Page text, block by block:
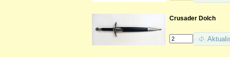
Crusader Dolch